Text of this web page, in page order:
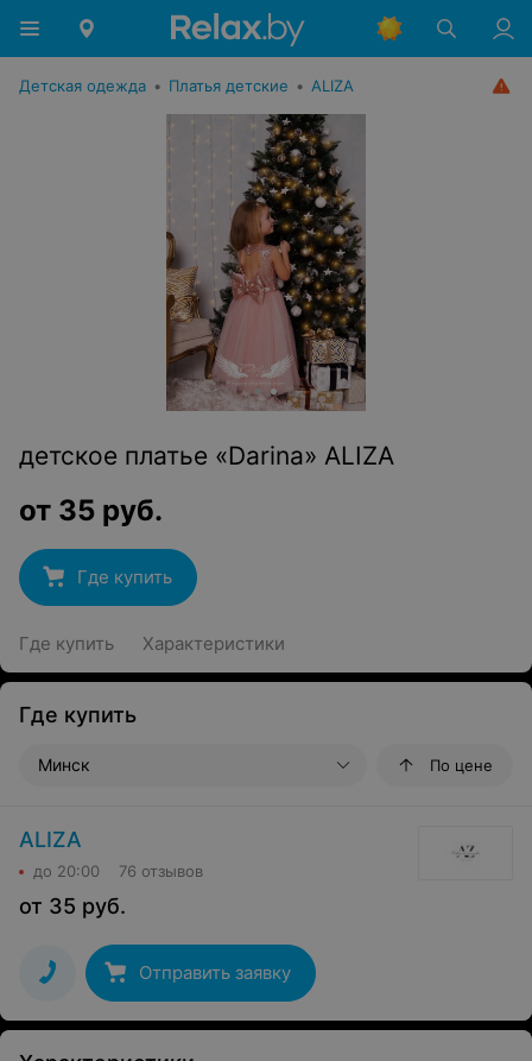
Детская одежда • Платья детские • ALIZA
детское платье «Darina» ALIZA
от 35 руб.
Где купить
Где купить Характеристики
Где купить
Минск По цене
ALIZA
до 20:00 76 отзывов
от 35 руб.
Отправить заявку